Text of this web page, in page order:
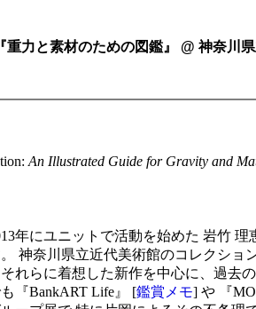
力と素材のための図鑑』 @ 神奈川
An Illustrated Guide for Gravity and
年にユニットで活動を始めた 岩竹
神奈川県立近代美術館のコレクショ
それらに着想した新作を中心に、過去
『BankART Life』 [鑑賞メモ] や 『